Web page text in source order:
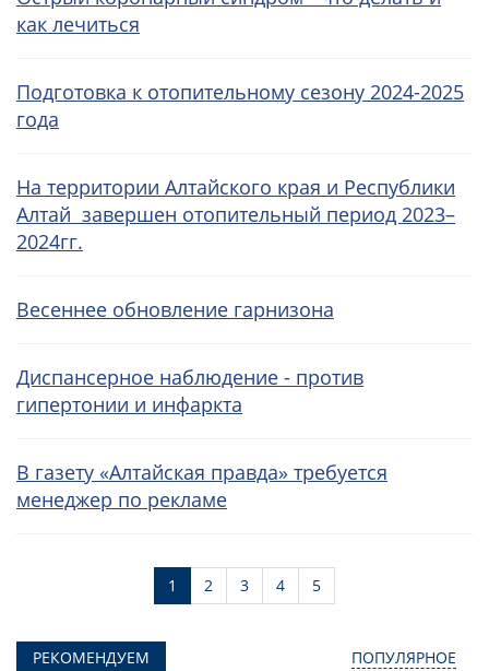
как лечиться
Подготовка к отопительному сезону 2024-2025
года
На территории Алтайского края и Республики
Алтай завершен отопительный период 2023–
2024гг.
Весеннее обновление гарнизона
Диспансерное наблюдение - против
гипертонии и инфаркта
В газету «Алтайская правда» требуется
менеджер по рекламе
1 2 3 4 5
РЕКОМЕНДУЕМ ПОПУЛЯРНОЕ